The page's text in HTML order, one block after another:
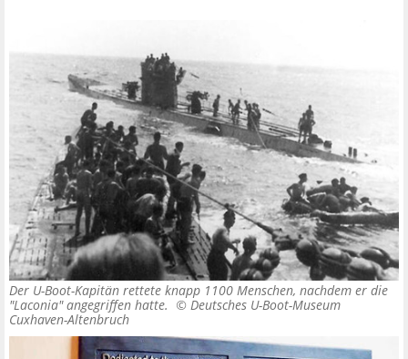
Der U-Boot-Kapitän rettete knapp 1100 Menschen, nachdem er die
"Laconia" angegriffen hatte. © Deutsches U-Boot-Museum
Cuxhaven-Altenbruch